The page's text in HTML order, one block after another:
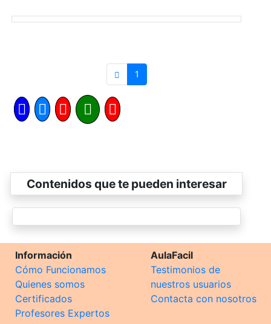
1
Contenidos que te pueden interesar
Información
Cómo Funcionamos
Quienes somos
Certificados
Profesores Expertos
AulaFacil
Testimonios de
nuestros usuarios
Contacta con nosotros